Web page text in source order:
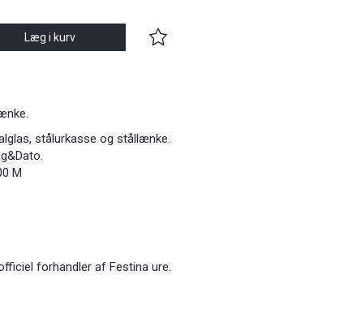
Læg i kurv
stålurkasse og stållænke.
M
forhandler af Festina ure.